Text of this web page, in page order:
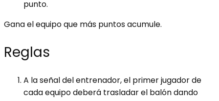
punto.
Gana el equipo que más puntos acumule.
Reglas
A la señal del entrenador, el primer jugador de
cada equipo deberá trasladar el balón dando